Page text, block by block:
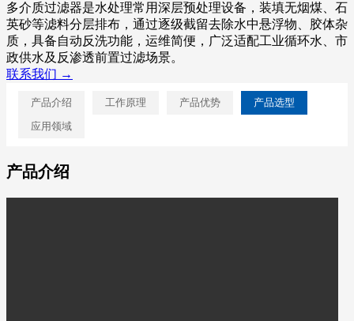
多介质过滤器是水处理常用深层预处理设备，装填无烟煤、石
英砂等滤料分层排布，通过逐级截留去除水中悬浮物、胶体杂
质，具备自动反洗功能，运维简便，广泛适配工业循环水、市
政供水及反渗透前置过滤场景。
联系我们 →
产品介绍 工作原理 产品优势
产品选型
应用领域
产品介绍